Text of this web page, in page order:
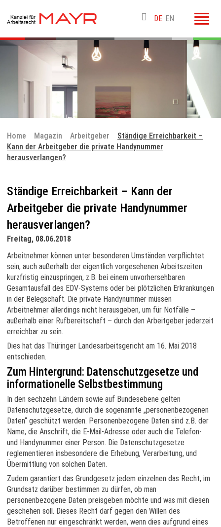
DE EN
Home Magazin Arbeitgeber
Ständige Erreichbarkeit –
Kann der Arbeitgeber die private Handynummer
herausverlangen?
Ständige Erreichbarkeit – Kann der
Arbeitgeber die private Handynummer
herausverlangen?
Freitag, 08.06.2018
Arbeitnehmer können unter besonderen Umständen verpflichtet
sein, auch außerhalb der eigentlich vorgesehenen Arbeitszeiten
kurzfristig einzuspringen, z.B. bei einem unvorhersehbaren
Gesamtausfall des EDV-Systems oder bei plötzlichen Erkrankungen
in der Belegschaft. Die private Handynummer müssen
Arbeitnehmer allerdings nicht herausgeben, um für Notfälle –
außerhalb einer Rufbereitschaft – durch den Arbeitgeber jederzeit
erreichbar zu sein.
Dies hat das Thüringer Landesarbeitsgericht am 16. Mai 2018
entschieden.
Zum Hintergrund: Datenschutzgesetze und
informationelle Selbstbestimmung
In den sechzehn Ländern sowie auf Bundesebene gelten
Datenschutzgesetze, durch die sogenannte „personenbezogenen
Daten“ geschützt werden. Personenbezogene Daten sind z.B. der
Name, die Anschrift, die E-Mail-Adresse oder auch die Telefon-
und Handynummer einer Person. Die Datenschutzgesetze
reglementieren insbesondere die Erhebung, Verarbeitung, und
Übermittlung von solchen Daten.
Zudem garantiert das Grundgesetz jedem einzelnen das Recht, im
Grundsatz darüber bestimmen zu dürfen, ob man
personenbezogene Daten preisgeben möchte und was mit diesen
geschehen soll. Dieses Recht darf gegen den Willen des
Betroffenen nur eingeschränkt werden, wenn dies aufgrund eines